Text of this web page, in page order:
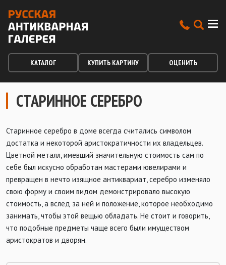
КАТАЛОГ КУПИТЬ КАРТИНУ ОЦЕНИТЬ
СТАРИННОЕ СЕРЕБРО
Старинное серебро в доме всегда считались символом
достатка и некоторой аристократичности их владельцев.
Цветной металл, имевший значительную стоимость сам по
себе был искусно обработан мастерами ювелирами и
превращен в нечто изящное антиквариат, серебро изменяло
свою форму и своим видом демонстрировало высокую
стоимость, а вслед за ней и положение, которое необходимо
занимать, чтобы этой вещью обладать. Не стоит и говорить,
что подобные предметы чаще всего были имуществом
аристократов и дворян.